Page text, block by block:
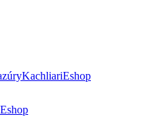
KachliariEshop
Eshop